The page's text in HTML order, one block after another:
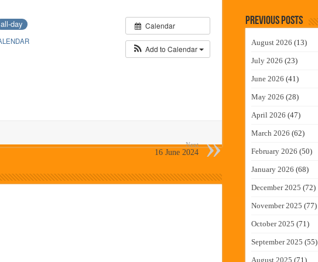
बैठक
उपक्रम
शिबिरास पनवेलमध्ये उत्स्फूर्त प्रतिसाद
Calendar
Add to Calendar
all-day
Next
16 June 2024
Previous Posts
August 2026 (13)
July 2026 (23)
June 2026 (41)
May 2026 (28)
April 2026 (47)
March 2026 (62)
February 2026 (50)
January 2026 (68)
December 2025 (72)
November 2025 (77)
October 2025 (71)
September 2025 (55)
August 2025 (71)